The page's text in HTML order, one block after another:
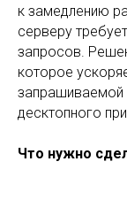
к замедлению
серверу
запросов.
которое
запрашиваемой
десктопного
Что нужно